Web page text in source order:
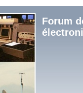
Forum